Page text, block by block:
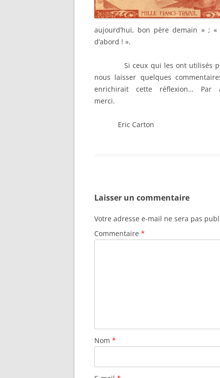
aujourd’hui, bon père demain » ; «
d’abord ! ».
Si ceux qui les ont utilisés
nous laisser quelques
enrichirait cette réflexion… Par
merci.
Eric Carton
Laisser un commentaire
Votre adresse e-mail ne sera pas
Commentaire *
Nom *